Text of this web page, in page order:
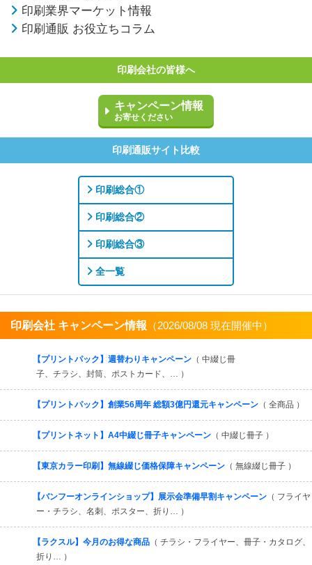
印刷業界マーケット情報
印刷通販 お役立ちコラム
印刷会社の皆様へ
キャンペーン情報
お寄せください
印刷通販サイト比較
印刷総合①
印刷総合②
印刷総合③
全一覧
印刷会社 キャンペーン情報 （2026/08/08 現在開催中）
【プリントパック】週替わりキャンペーン （ 中綴じ冊
子、チラシ、封筒、ポストカード、… ）
【プリントパック】創業56周年 総額3億円還元キャンペーン （ 全商品 ）
【プリントネット】A4中綴じ冊子キャンペーン （ 中綴じ冊子 ）
【東京カラー印刷】無線綴じ価格保障キャンペーン （ 無線綴じ冊子 ）
【バンフーオンラインショップ】展示会準備早割キャンペーン （ フライヤ
ー・チラシ、名刺、ポスター、折り… ）
【ラクスル】今月のお得な商品 （ チラシ・フライヤー、冊子・カタログ、
折り… ）